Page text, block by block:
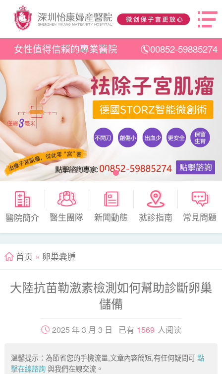
女性值得信賴的專業醫院 00852-59885274
醫院簡介 醫生團隊 新聞動態 就診指南 常見問題
首页 » 卵巢囊腫
大陸抗苗勒激素檢測如何幫助診斷卵巢
儲備
2025 年 3 月 3 日 已有 1569 人阅读
溫馨提示：為節省您的手機流量,文章內容簡短,有任何疑問可點
擊在線諮詢 與我們在線交流。